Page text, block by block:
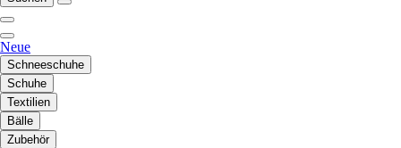
Neue
Schneeschuhe
Schuhe
Textilien
Bälle
Zubehör